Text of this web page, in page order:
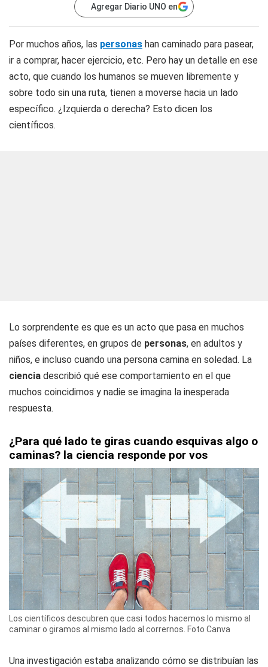
Agregar Diario UNO en
Por muchos años, las personas han caminado para pasear,
ir a comprar, hacer ejercicio, etc. Pero hay un detalle en ese
acto, que cuando los humanos se mueven libremente y
sobre todo sin una ruta, tienen a moverse hacia un lado
específico. ¿Izquierda o derecha? Esto dicen los
científicos.
Lo sorprendente es que es un acto que pasa en muchos
países diferentes, en grupos de personas, en adultos y
niños, e incluso cuando una persona camina en soledad. La
ciencia describió qué ese comportamiento en el que
muchos coincidimos y nadie se imagina la inesperada
respuesta.
¿Para qué lado te giras cuando esquivas algo o
caminas? la ciencia responde por vos
Los científicos descubren que casi todos hacemos lo mismo al
caminar o giramos al mismo lado al corrernos. Foto Canva
Una investigación estaba analizando cómo se distribuían las